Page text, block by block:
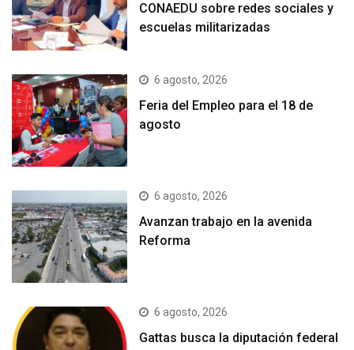
CONAEDU sobre redes sociales y
escuelas militarizadas
6 agosto, 2026
Feria del Empleo para el 18 de
agosto
6 agosto, 2026
Avanzan trabajo en la avenida
Reforma
6 agosto, 2026
Gattas busca la diputación federal